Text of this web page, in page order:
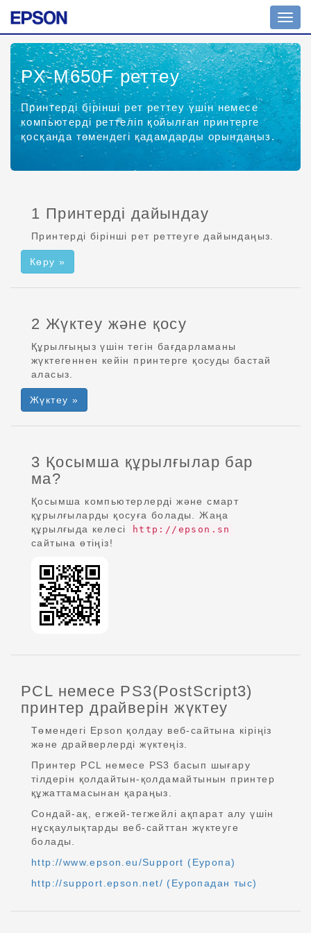
қосу
PX-M650Fреттеу
Принтерді бірінші рет реттеу үшін немесе
компьютерді реттеліп қойылған принтерге
қосқанда төмендегі қадамдарды орындаңыз.
1 Принтерді дайындау
Принтерді бірінші рет реттеуге дайындаңыз.
Көру »
2 Жүктеу және қосу
Құрылғыңыз үшін тегін бағдарламаны
жүктегеннен кейін принтерге қосуды бастай
аласыз.
Жүктеу »
3 Қосымша құрылғылар бар
ма?
Қосымша компьютерлерді және смарт
құрылғыларды қосуға болады. Жаңа
құрылғыда келесі
http://epson.sn
сайтына өтіңіз!
PCL немесе PS3(PostScript3)
принтер драйверін жүктеу
Төмендегі Epson қолдау веб-сайтына кіріңіз
және драйверлерді жүктеңіз.
Принтер PCL немесе PS3 басып шығару
тілдерін қолдайтын-қолдамайтынын принтер
құжаттамасынан қараңыз.
Сондай-ақ, егжей-тегжейлі ақпарат алу үшін
нұсқаулықтарды веб-сайттан жүктеуге
болады.
http://www.epson.eu/Support (Еуропа)
http://support.epson.net/ (Еуропадан тыс)